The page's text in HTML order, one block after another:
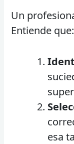
Un
Entiende que:
esa